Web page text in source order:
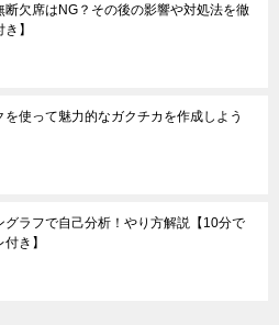
断欠席はNG？その後の影響や対処法を徹
】
を使って魅力的なガクチカを作成しよう
グラフで自己分析！やり方解説【10分で
き】